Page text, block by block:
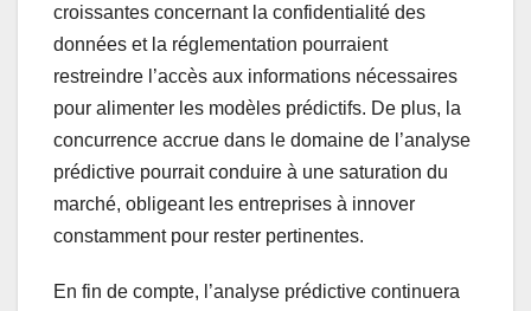
croissantes concernant la confidentialité des
données et la réglementation pourraient
restreindre l’accès aux informations nécessaires
pour alimenter les modèles prédictifs. De plus, la
concurrence accrue dans le domaine de l’analyse
prédictive pourrait conduire à une saturation du
marché, obligeant les entreprises à innover
constamment pour rester pertinentes.
En fin de compte, l’analyse prédictive continuera